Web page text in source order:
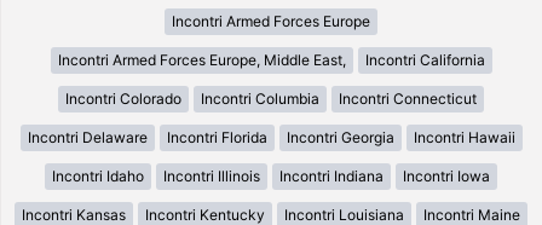
Incontri Armed Forces Europe
Incontri Armed Forces Europe, Middle East, Incontri California
Incontri Colorado Incontri Columbia Incontri Connecticut
Incontri Delaware Incontri Florida Incontri Georgia Incontri Hawaii
Incontri Idaho Incontri Illinois Incontri Indiana Incontri Iowa
Incontri Kansas Incontri Kentucky Incontri Louisiana Incontri Maine